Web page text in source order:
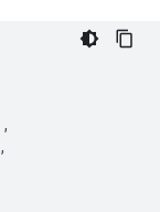
,
,